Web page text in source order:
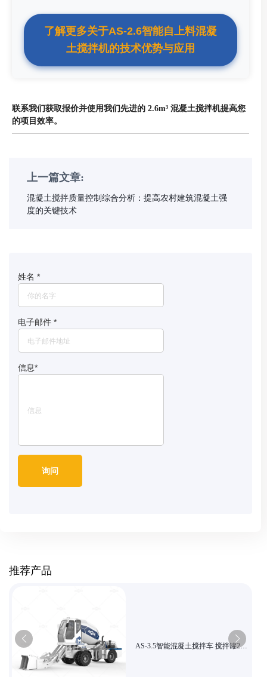
了解更多关于AS-2.6智能自上料混凝
土搅拌机的技术优势与应用
联系我们获取报价并使用我们先进的 2.6m³ 混凝土搅拌机提高您
的项目效率。
上一篇文章:
混凝土搅拌质量控制综合分析：提高农村建筑混凝土强
度的关键技术
姓名 *
电子邮件 *
信息*
推荐产品
AS-3.5智能混凝土搅拌车 搅拌罐270